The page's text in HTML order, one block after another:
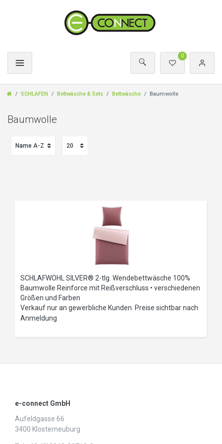
0
SCHLAFEN Bettwäsche & Sets Bettwäsche Baumwolle
Baumwolle
SCHLAFWOHL SILVER® 2-tlg. Wendebettwäsche 100%
Baumwolle Reinforce mit Reißverschluss • verschiedenen
Größen und Farben
Verkauf nur an gewerbliche Kunden. Preise sichtbar nach
Anmeldung
e-connect GmbH
Aufeldgasse 66
3400 Klosterneuburg